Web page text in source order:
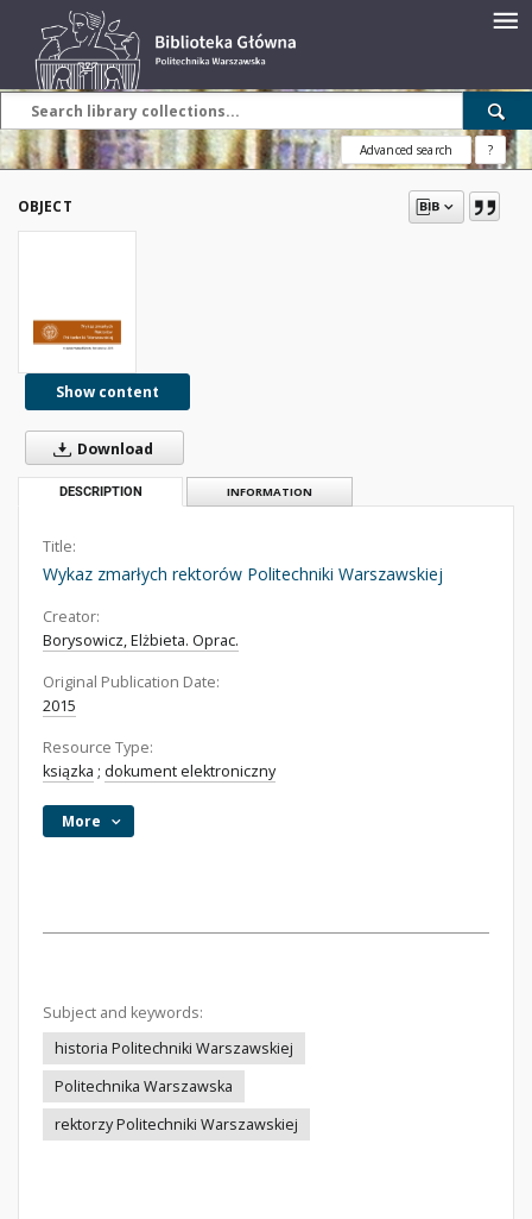
Advanced search ?
OBJECT
Show content
Download
DESCRIPTION INFORMATION
Title:
Wykaz zmarłych rektorów Politechniki Warszawskiej
Creator:
Borysowicz, Elżbieta. Oprac.
Original Publication Date:
2015
Resource Type:
ksiązka ; dokument elektroniczny
More
Subject and keywords:
historia Politechniki Warszawskiej
Politechnika Warszawska
rektorzy Politechniki Warszawskiej